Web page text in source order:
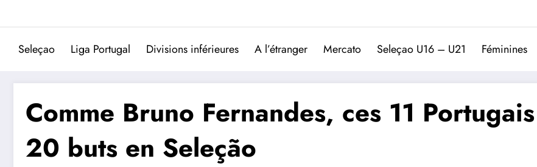
Trivela
L'actualité du football
Seleçao Liga Portugal Divisions inférieures A l’étranger Mercato Seleçao U16 – U21 Féminines
Comme Bruno Fernandes, ces 11
20 buts en Seleção